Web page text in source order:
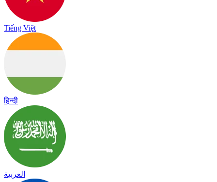
Tiếng Việt
हिन्दी
العربية